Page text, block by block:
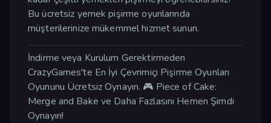
Bu ücretsiz yemek pişirme oyunlarında
müşterilerinize mükemmel hizmet sunun.
İndirme veya Kurulum Gerektirmeden
CrazyGames'te En İyi Çevrimiçi Pişirme Oyunları
Oyununu Ücretsiz Oynayın. 🎮 Piece of Cake:
Merge and Bake ve Daha Fazlasını Hemen Şimdi
Oynayın!